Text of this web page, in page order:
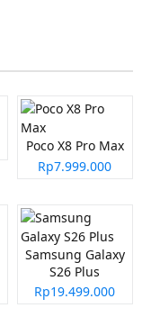
Poco X8 Pro Max
Rp7.999.000
Samsung Galaxy
S26 Plus
Rp19.499.000